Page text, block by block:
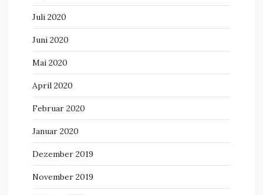
Juli 2020
Juni 2020
Mai 2020
April 2020
Februar 2020
Januar 2020
Dezember 2019
November 2019